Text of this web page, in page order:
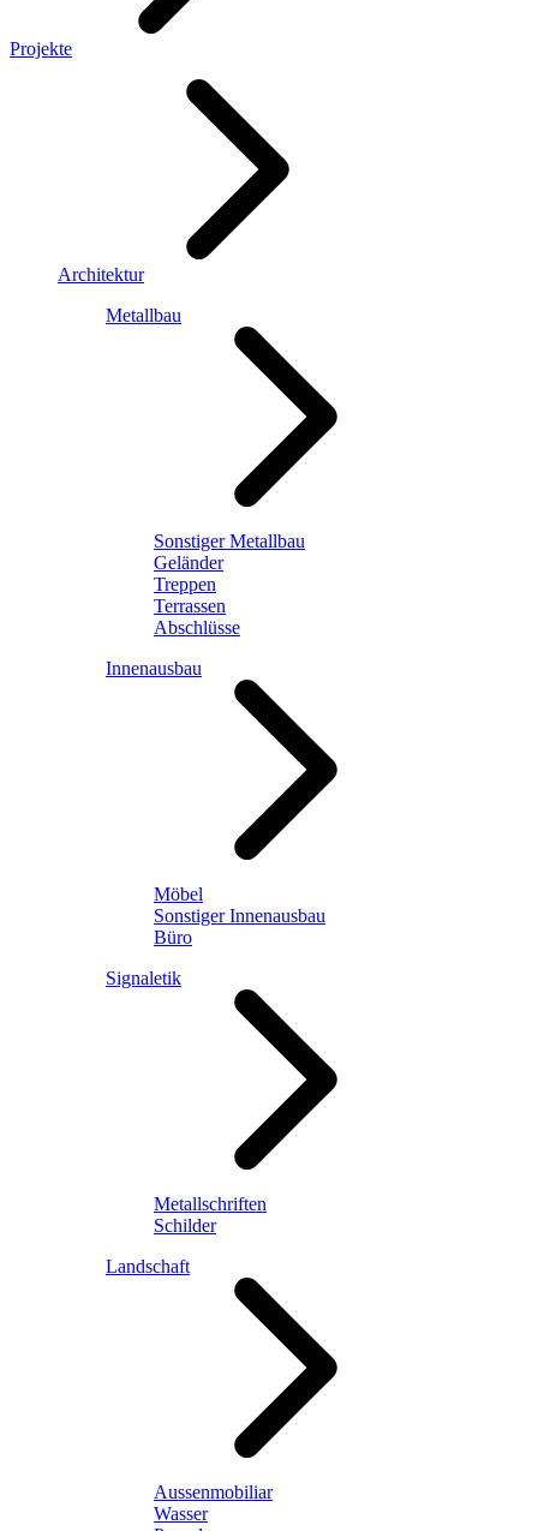
Projekte
Architektur
Metallbau
Sonstiger Metallbau
Geländer
Treppen
Terrassen
Abschlüsse
Innenausbau
Möbel
Sonstiger Innenausbau
Büro
Signaletik
Metallschriften
Schilder
Landschaft
Aussenmobiliar
Wasser